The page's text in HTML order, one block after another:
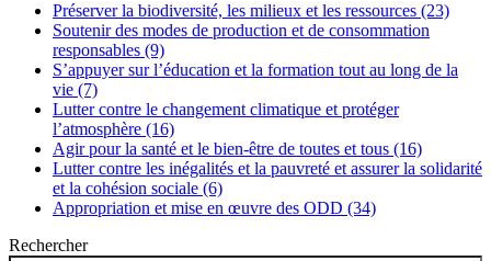
Préserver la biodiversité, les milieux et les ressources (23)
Soutenir des modes de production et de consommation
responsables (9)
S’appuyer sur l’éducation et la formation tout au long de la
vie (7)
Lutter contre le changement climatique et protéger
l’atmosphère (16)
Agir pour la santé et le bien-être de toutes et tous (16)
Lutter contre les inégalités et la pauvreté et assurer la solidarité
et la cohésion sociale (6)
Appropriation et mise en œuvre des ODD (34)
Rechercher